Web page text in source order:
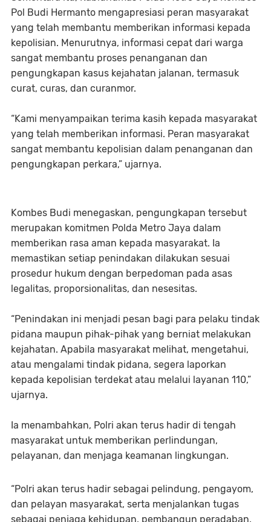
Pol Budi Hermanto mengapresiasi peran masyarakat
yang telah membantu memberikan informasi kepada
kepolisian. Menurutnya, informasi cepat dari warga
sangat membantu proses penanganan dan
pengungkapan kasus kejahatan jalanan, termasuk
curat, curas, dan curanmor.
“Kami menyampaikan terima kasih kepada masyarakat
yang telah memberikan informasi. Peran masyarakat
sangat membantu kepolisian dalam penanganan dan
pengungkapan perkara,” ujarnya.
Kombes Budi menegaskan, pengungkapan tersebut
merupakan komitmen Polda Metro Jaya dalam
memberikan rasa aman kepada masyarakat. Ia
memastikan setiap penindakan dilakukan sesuai
prosedur hukum dengan berpedoman pada asas
legalitas, proporsionalitas, dan nesesitas.
“Penindakan ini menjadi pesan bagi para pelaku tindak
pidana maupun pihak-pihak yang berniat melakukan
kejahatan. Apabila masyarakat melihat, mengetahui,
atau mengalami tindak pidana, segera laporkan
kepada kepolisian terdekat atau melalui layanan 110,”
ujarnya.
Ia menambahkan, Polri akan terus hadir di tengah
masyarakat untuk memberikan perlindungan,
pelayanan, dan menjaga keamanan lingkungan.
“Polri akan terus hadir sebagai pelindung, pengayom,
dan pelayan masyarakat, serta menjalankan tugas
sebagai penjaga kehidupan, pembangun peradaban,